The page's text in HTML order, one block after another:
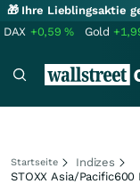
🎁 Ihre Lieblingsaktie
DAX +0,59% Gold
Startseite
Indizes
STOXX Asia/Pacific600